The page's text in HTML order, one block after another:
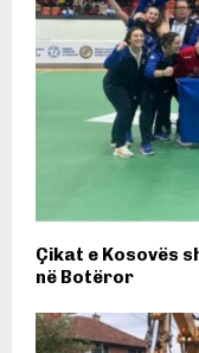
Çikat e Kosovës
në Botëror